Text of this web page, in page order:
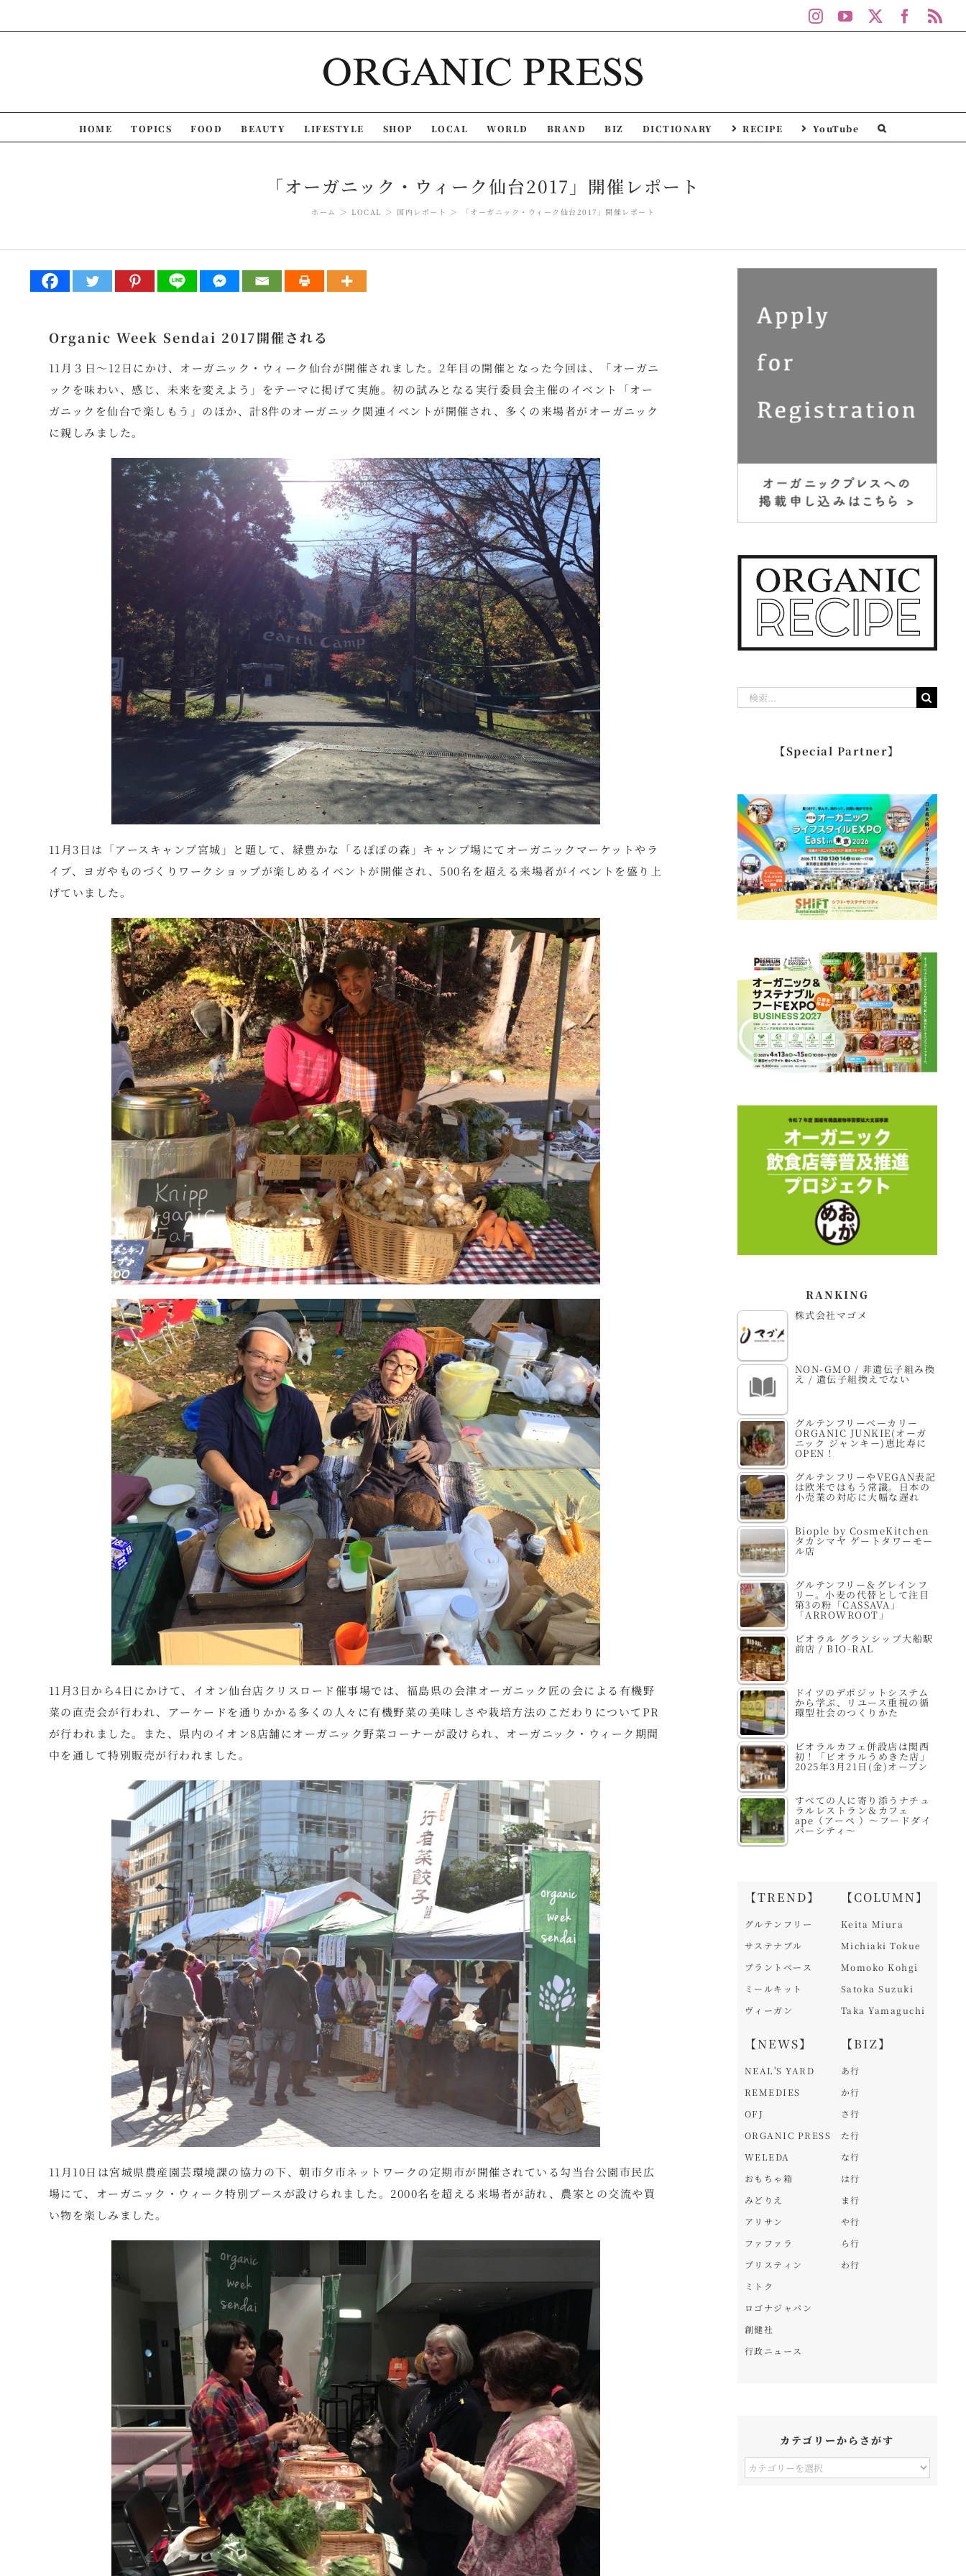
to
InstagramYouTube
HOME TOPICS FOOD BEAUTY LIFESTYLE SHOP LOCAL WORLD BRAND BIZ DICTIONARY RECIPE YouTube
「オーガニック・ウィーク仙台2017」開催レポート
ホーム LOCAL 国内レポート 「オーガニック・ウィーク仙台2017」開催レポート
Organic Week Sendai 2017開催される
11月３日～12日にかけ、オーガニック・ウィーク仙台が開催されました。2年目の開催となった今回は、「オーガニ
ックを味わい、感じ、未来を変えよう」をテーマに掲げて実施。初の試みとなる実行委員会主催のイベント「オー
ガニックを仙台で楽しもう」のほか、計8件のオーガニック関連イベントが開催され、多くの来場者がオーガニック
に親しみました。
11月3日は「アースキャンプ宮城」と題して、緑豊かな「るぽぽの森」キャンプ場にてオーガニックマーケットやラ
イブ、ヨガやものづくりワークショップが楽しめるイベントが開催され、500名を超える来場者がイベントを盛り上
げていました。
11月3日から4日にかけて、イオン仙台店クリスロード催事場では、福島県の会津オーガニック匠の会による有機野
菜の直売会が行われ、アーケードを通りかかる多くの人々に有機野菜の美味しさや栽培方法のこだわりについてPR
が行われました。また、県内のイオン8店舗にオーガニック野菜コーナーが設けられ、オーガニック・ウィーク期間
中を通して特別販売が行われました。
11月10日は宮城県農産園芸環境課の協力の下、朝市夕市ネットワークの定期市が開催されている勾当台公園市民広
場にて、オーガニック・ウィーク特別ブースが設けられました。2000名を超える来場者が訪れ、農家との交流や買
い物を楽しみました。
【Special Partner】
RANKING
株式会社マゴメ
NON-GMO / 非遺伝子組み換
え / 遺伝子組換えでない
グルテンフリーベーカリー
ORGANIC JUNKIE(オーガ
ニック ジャンキー)恵比寿に
OPEN！
グルテンフリーやVEGAN表記
は欧米ではもう常識。日本の
小売業の対応に大幅な遅れ
Biople by CosmeKitchen
タカシマヤ ゲートタワーモー
ル店
グルテンフリー＆グレインフ
リー。小麦の代替として注目
第3の粉「CASSAVA」
「ARROWROOT」
ビオラル グランシップ大船駅
前店 / BIO-RAL
ドイツのデポジットシステム
から学ぶ、リユース重視の循
環型社会のつくりかた
ビオラルカフェ併設店は関西
初！「ビオラルうめきた店」
2025年3月21日(金)オープン
すべての人に寄り添うナチュ
ラルレストラン＆カフェ
ape（アーペ ）～フードダイ
バーシティ～
【TREND】
グルテンフリー
サステナブル
プラントベース
ミールキット
ヴィーガン
【NEWS】
NEAL'S YARD
REMEDIES
OFJ
ORGANIC PRESS
WELEDA
おもちゃ箱
みどりえ
アリサン
ファファラ
プリスティン
ミトク
ロゴナジャパン
創健社
行政ニュース
【COLUMN】
Keita Miura
Michiaki Tokue
Momoko Kohgi
Satoka Suzuki
Taka Yamaguchi
【BIZ】
あ行
か行
さ行
た行
な行
は行
ま行
や行
ら行
わ行
カテゴリーからさがす
カ